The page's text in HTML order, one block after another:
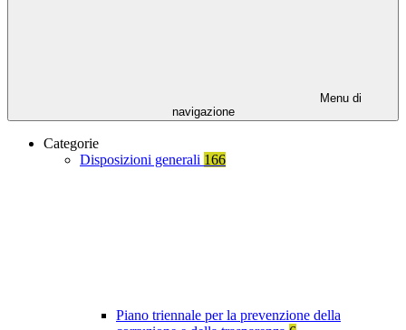
Menu di
navigazione
Categorie
Disposizioni generali 166
Piano triennale per la prevenzione della